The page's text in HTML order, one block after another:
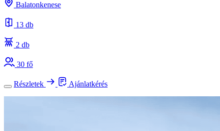
Balatonkenese
13 db
2 db
30 fő
Részletek Ajánlatkérés